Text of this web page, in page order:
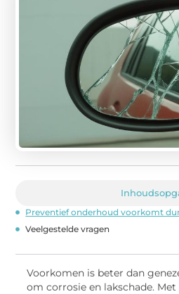
Preventief onderhoud voorkomt
Veelgestelde vragen
Voorkomen is beter dan
om corrosie en lakschade.